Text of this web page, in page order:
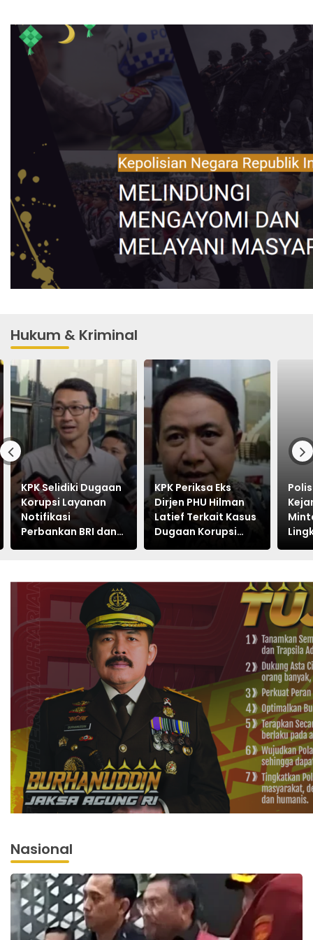
Hukum & Kriminal
KPK Selidiki Dugaan
Korupsi Layanan
Notifikasi
Perbankan BRI dan
KPK Periksa Eks
Dirjen PHU Hilman
Latief Terkait Kasus
Dugaan Korupsi
Nasional